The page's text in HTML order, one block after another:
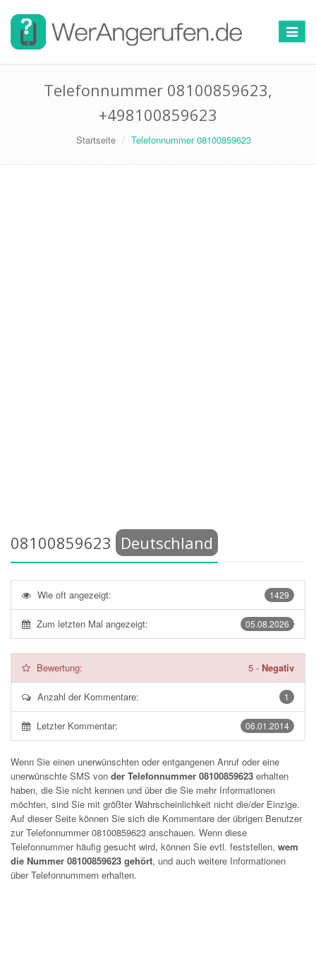
Toggle
Telefonnummer 08100859623,
+498100859623
Startseite Telefonnummer 08100859623
08100859623 Deutschland
1429
Wie oft angezeigt:
05.08.2026
Zum letzten Mal angezeigt:
Bewertung: 5 - Negativ
1
Anzahl der Kommentare:
06.01.2014
Letzter Kommentar:
Wenn Sie einen unerwünschten oder entgangenen Anruf oder eine
unerwünschte SMS von der Telefonnummer 08100859623 erhalten
haben, die Sie nicht kennen und über die Sie mehr Informationen
möchten, sind Sie mit größter Wahrscheinlichkeit nicht die/der Einzige.
Auf dieser Seite können Sie sich die Kommentare der übrigen Benutzer
zur Telefonnummer08100859623 anschauen. Wenn diese
Telefonnummer häufig gesucht wird, können Sie evtl. feststellen, wem
die Nummer 08100859623 gehört, und auch weitere Informationen
über Telefonnummern erhalten.